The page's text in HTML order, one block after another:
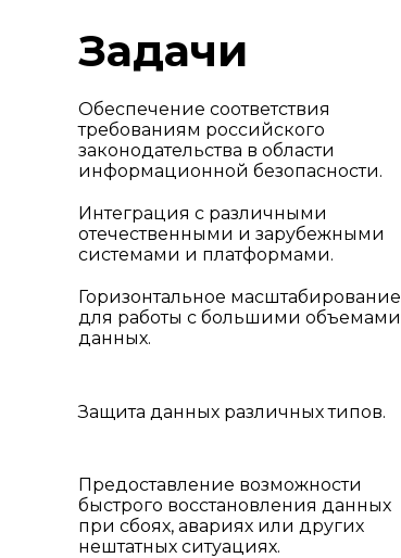
Задачи
Обеспечение соответствия
требованиям российского
законодательства в области
информационной безопасности.
Интеграция с различными
отечественными и зарубежными
системами и платформами.
Горизонтальное масштабирование
для работы с большими объемами
данных.
Защита данных различных типов.
Предоставление возможности
быстрого восстановления данных
при сбоях, авариях или других
нештатных ситуациях.